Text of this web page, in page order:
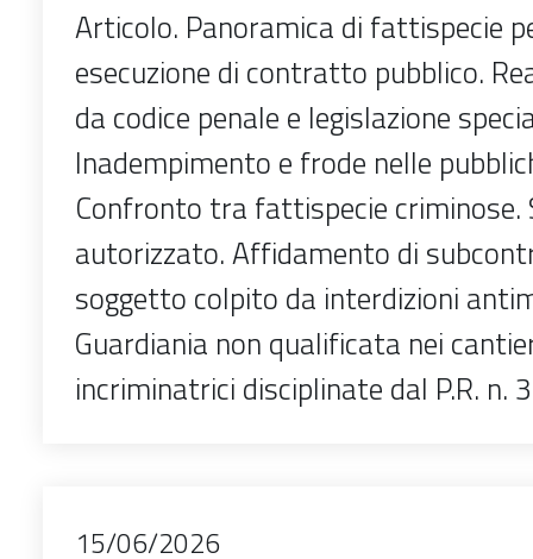
Articolo. Panoramica di fattispecie
esecuzione di contratto pubblico.
da codice penale e legislazione
Inadempimento e frode nelle
Confronto tra fattispecie criminose.
autorizzato. Affidamento di
soggetto colpito da interdizioni
Guardiania non qualificata nei
incriminatrici disciplinate dal P.R. n.
15/06/2026